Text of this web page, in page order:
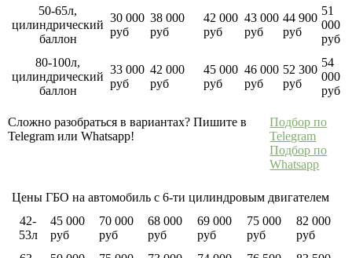
50-65л,
цилиндрический
баллон
30 000
руб
38 000
руб
42 000
руб
43 000
руб
44 900
руб
51
000
руб
80-100л,
цилиндрический
баллон
33 000
руб
42 000
руб
45 000
руб
46 000
руб
52 300
руб
54
000
руб
Сложно разобраться в вариантах? Пишите в
Telegram или Whatsapp!
Подбор по
Telegram
Подбор по
Whatsapp
Цены ГБО на автомобиль с 6-ти цилиндровым двигателем
42-
53л
45 000
руб
70 000
руб
68 000
руб
69 000
руб
75 000
руб
82 000
руб